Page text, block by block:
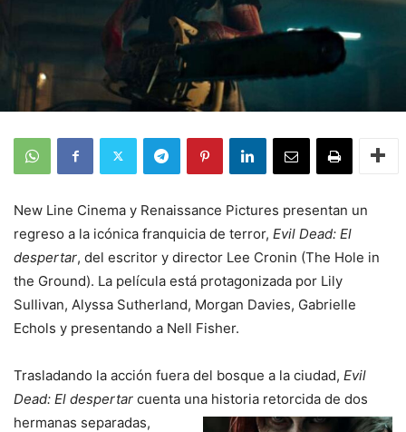
New Line Cinema y Renaissance Pictures presentan un
regreso a la icónica franquicia de terror, Evil Dead: El
despertar, del escritor y director Lee Cronin (The Hole in
the Ground). La película está protagonizada por Lily
Sullivan, Alyssa Sutherland, Morgan Davies, Gabrielle
Echols y presentando a Nell Fisher.
Trasladando la acción fuera del bosque a la ciudad, Evil
Dead: El despertar cuenta una historia retorcida de dos
hermanas separadas,